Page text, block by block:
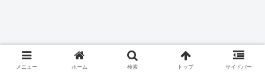
メニュー ホーム 検索 トップ サイドバー